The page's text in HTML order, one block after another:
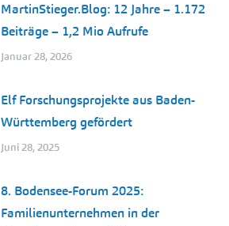
MartinStieger.Blog: 12 Jahre – 1.172
Beiträge – 1,2 Mio Aufrufe
Januar 28, 2026
Elf Forschungsprojekte aus Baden-
Württemberg gefördert
Juni 28, 2025
8. Bodensee-Forum 2025:
Familienunternehmen in der